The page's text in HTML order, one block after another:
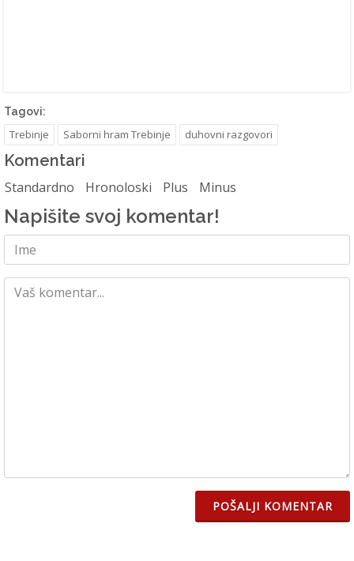
Tagovi:
Trebinje Saborni hram Trebinje duhovni razgovori
Komentari
Standardno Hronoloski Plus Minus
Napišite svoj komentar!
POŠALJI KOMENTAR